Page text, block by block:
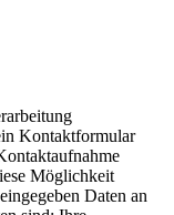
Kontaktformular
Möglichkeit
Daten an